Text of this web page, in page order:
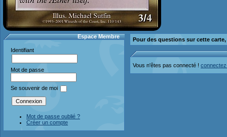
Espace Membre
Identifiant
Mot de passe
Se souvenir de moi
Mot de passe oublié ?
Créer un compte
Pour des questions sur cette
Vous n'êtes pas connecté !